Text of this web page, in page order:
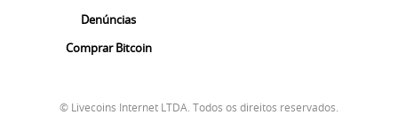
Denúncias
Comprar Bitcoin
© Livecoins Internet LTDA. Todos os direitos reservados.